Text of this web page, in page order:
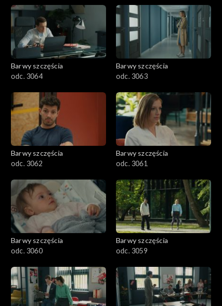
Barwy szczęścia
odc. 3064
Barwy szczęścia
odc. 3063
Barwy szczęścia
odc. 3062
Barwy szczęścia
odc. 3061
Barwy szczęścia
odc. 3060
Barwy szczęścia
odc. 3059